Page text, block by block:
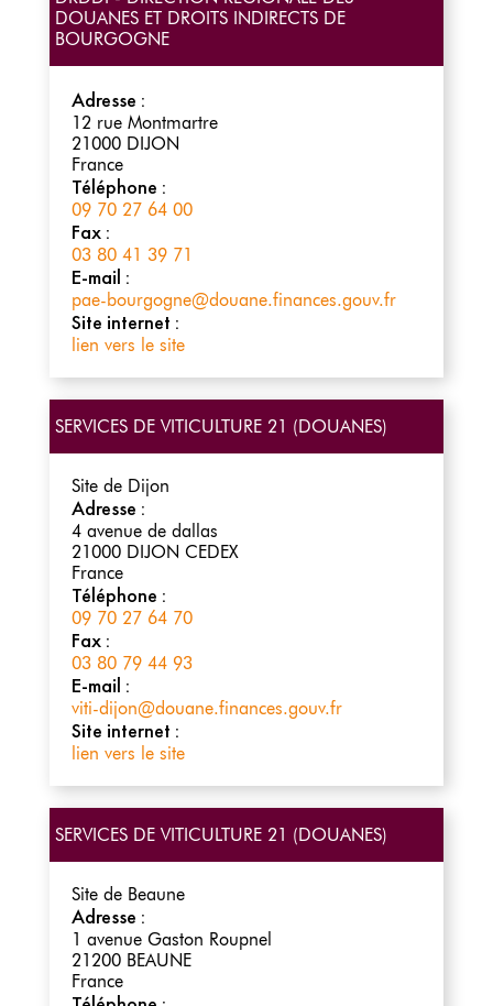
DOUANES ET DROITS INDIRECTS DE
BOURGOGNE
Adresse :
12 rue Montmartre
21000 DIJON
France
Téléphone :
09 70 27 64 00
Fax :
03 80 41 39 71
E-mail :
pae-bourgogne@douane.finances.gouv.fr
Site internet :
lien vers le site
SERVICES DE VITICULTURE 21 (DOUANES)
Site de Dijon
Adresse :
4 avenue de dallas
21000 DIJON CEDEX
France
Téléphone :
09 70 27 64 70
Fax :
03 80 79 44 93
E-mail :
viti-dijon@douane.finances.gouv.fr
Site internet :
lien vers le site
SERVICES DE VITICULTURE 21 (DOUANES)
Site de Beaune
Adresse :
1 avenue Gaston Roupnel
21200 BEAUNE
France